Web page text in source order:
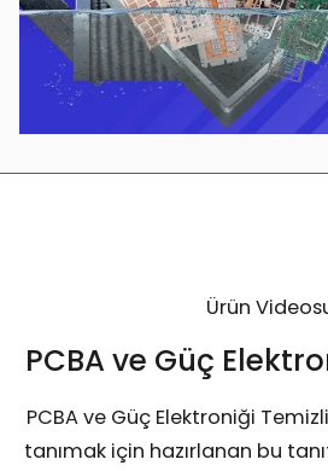
Ürün
PCBA ve Güç
PCBA ve Güç Elektroniği
tanımak için hazırlanan bu